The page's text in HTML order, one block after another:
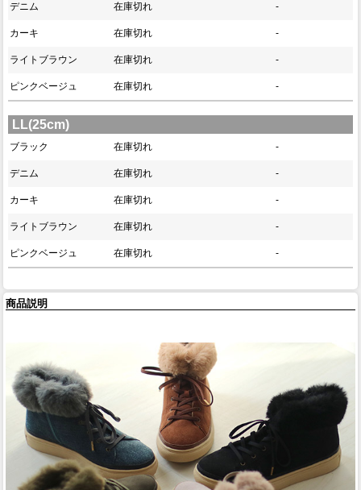
デニム 在庫切れ -
カーキ 在庫切れ -
ライトブラウン 在庫切れ -
ピンクベージュ 在庫切れ -
LL(25cm)
ブラック 在庫切れ -
デニム 在庫切れ -
カーキ 在庫切れ -
ライトブラウン 在庫切れ -
ピンクベージュ 在庫切れ -
商品説明